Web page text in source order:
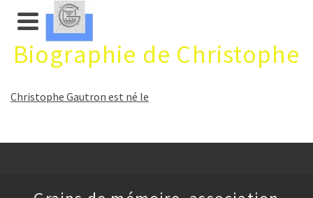
Biographie de Christophe
Christophe Gautron est né le